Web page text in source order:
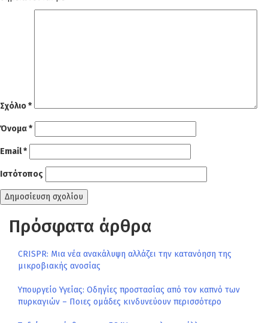
Σχόλιο*
Όνομα*
Email*
Ιστότοπος
Πρόσφατα άρθρα
CRISPR: Μια νέα ανακάλυψη αλλάζει την κατανόηση της
μικροβιακής ανοσίας
Υπουργείο Υγείας: Οδηγίες προστασίας από τον καπνό των
πυρκαγιών – Ποιες ομάδες κινδυνεύουν περισσότερο